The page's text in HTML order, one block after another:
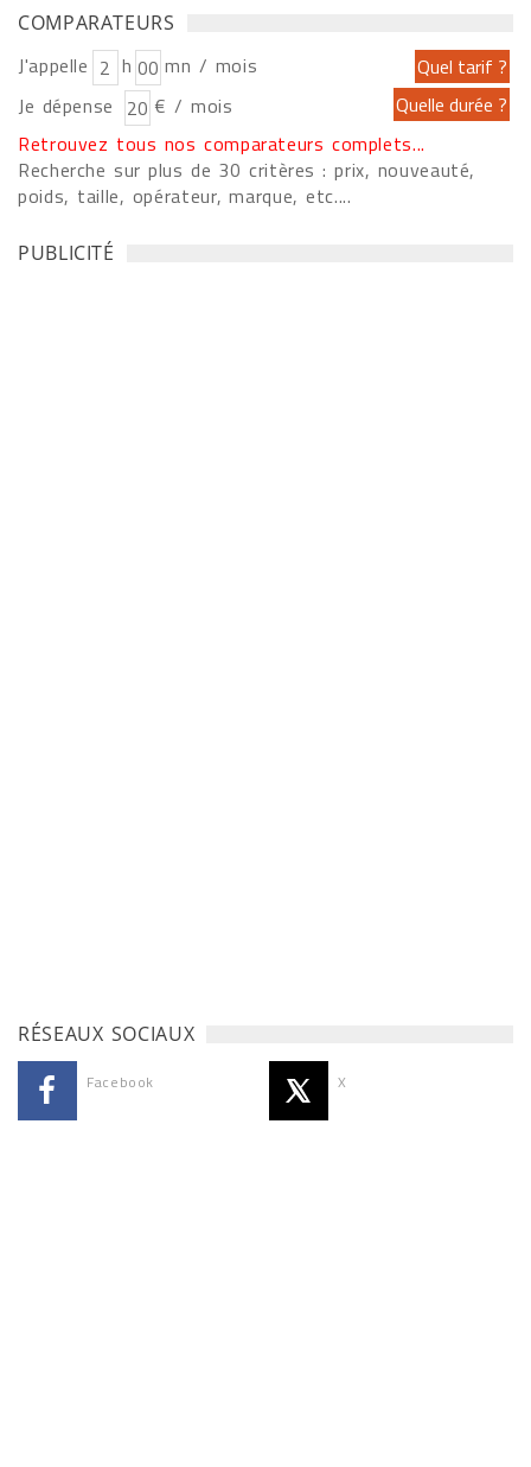
COMPARATEURS
J'appelle h
mn / mois
Je dépense
€ / mois
Retrouvez tous nos comparateurs complets...
Recherche sur plus de 30 critères : prix, nouveauté,
poids, taille, opérateur, marque, etc....
PUBLICITÉ
RÉSEAUX SOCIAUX
Facebook X